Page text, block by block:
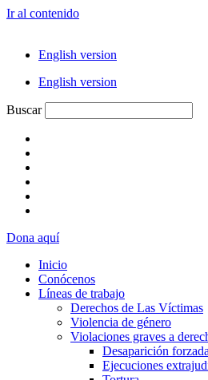
Ir al contenido
English version
English version
Buscar
Dona aquí
Inicio
Conócenos
Líneas de trabajo
Derechos de Las Víctimas
Violencia de género
Violaciones graves a
Desaparición forzada​
Ejecuciones